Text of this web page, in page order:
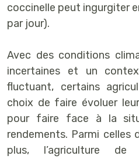
coccinelle peut ingurgiter
par jour).
Avec des conditions
incertaines et un
fluctuant, certains
choix de faire évoluer
pour faire face à la
rendements. Parmi celles
plus, l’agriculture de